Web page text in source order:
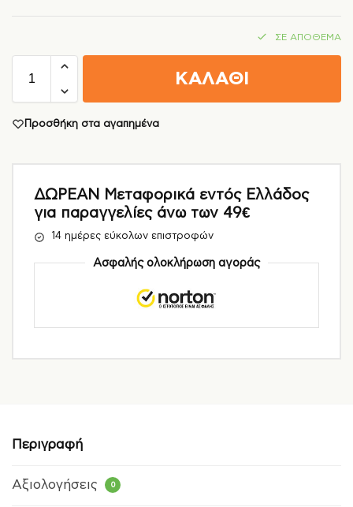
ΣΕ ΑΠΌΘΕΜΑ
ΚΑΛΑΘΙ
Προσθήκη στα αγαπημένα
ΔΩΡΕΑΝ Μεταφορικά εντός Ελλάδος
για παραγγελίες άνω των 49€
14 ημέρες εύκολων επιστροφών
Ασφαλής ολοκλήρωση αγοράς
Περιγραφή
Αξιολογήσεις 0